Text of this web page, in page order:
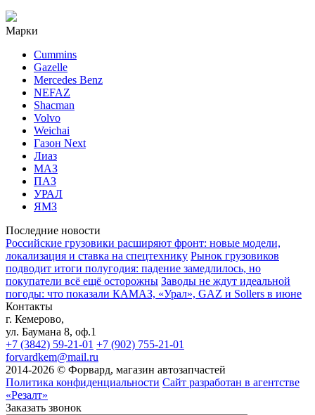
Марки
Cummins
Gazelle
Mercedes Benz
NEFAZ
Shacman
Volvo
Weichai
Газон Next
Лиаз
МАЗ
ПАЗ
УРАЛ
ЯМЗ
Последние новости
Российские грузовики расширяют фронт: новые модели,
локализация и ставка на спецтехнику Рынок грузовиков
подводит итоги полугодия: падение замедлилось, но
покупатели всё ещё осторожны Заводы не ждут идеальной
погоды: что показали КАМАЗ, «Урал», GAZ и Sollers в июне
Контакты
г. Кемерово,
ул. Баумана 8, оф.1
+7 (3842) 59-21-01 +7 (902) 755-21-01
forvardkem@mail.ru
2014-2026 © Форвард, магазин автозапчастей
Политика конфиденциальности Сайт разработан в агентстве
«Резалт»
Заказать звонок